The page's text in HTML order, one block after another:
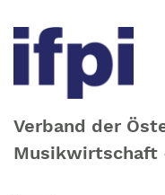
Verband der
Musikwirtschaft